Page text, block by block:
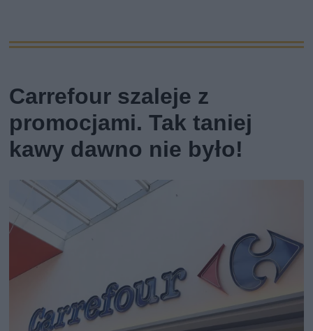
Carrefour szaleje z
promocjami. Tak taniej
kawy dawno nie było!